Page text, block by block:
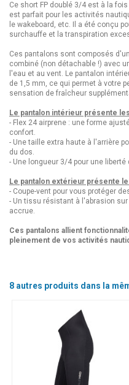
Ce short FP doublé 3/4 est à la
est parfait pour les activités
le wakeboard, etc. Il a été conçu
surchauffe et la transpiration
Ces pantalons sont composés
combiné (non détachable !) avec
l'eau et au vent. Le pantalon
de 1,5 mm, ce qui permet à votre
sensation de fraîcheur
Le pantalon intérieur présente
- Flex 24 airprene : une forme
confort.
- Une taille extra haute à l'arrière
du dos.
- Une longueur 3/4 pour une
Le pantalon extérieur présente
- Coupe-vent pour vous protéger
- Un tissu résistant à l'abrasion
accrue.
Ces pantalons allient
pleinement de vos activités
8 autres produits dans la